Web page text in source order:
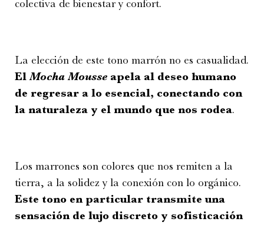
colectiva de bienestar y confort.
La elección de este tono marrón no es casualidad.
ElMocha Mousse apela al deseo humano
de regresar a lo esencial, conectando con
la naturaleza y el mundo que nos rodea.
Los marrones son colores que nos remiten a la
tierra, a la solidez y la conexión con lo orgánico.
Este tono en particular transmite una
sensación de lujo discreto y sofisticación